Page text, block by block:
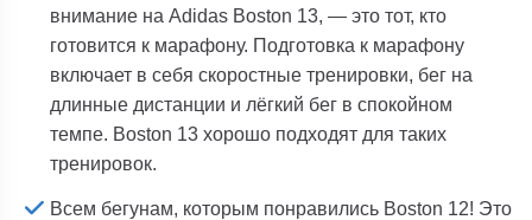
внимание на Adidas Boston 13, — это тот, кто
готовится к марафону. Подготовка к марафону
включает в себя скоростные тренировки, бег на
длинные дистанции и лёгкий бег в спокойном
темпе. Boston 13 хорошо подходят для таких
тренировок.
Всем бегунам, которым понравились Boston 12! Это